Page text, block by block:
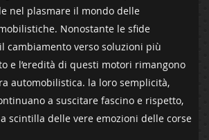
nel plasmare il​ mondo delle
Nonostante le⁣ sfide⁣
cambiamento verso soluzioni più
e l’eredità di⁣ questi⁢ motori rimangono
automobilistica. ‍la loro semplicità,
⁣a suscitare fascino e​ rispetto,
scintilla delle vere emozioni delle corse